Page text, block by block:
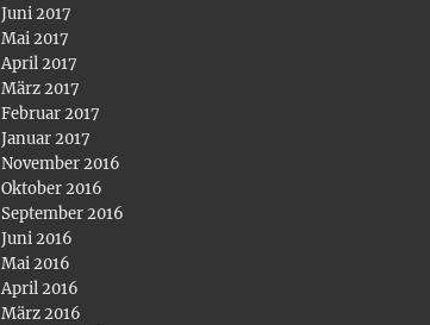
Juni 2017
Mai 2017
April 2017
März 2017
Februar 2017
Januar 2017
November 2016
Oktober 2016
September 2016
Juni 2016
Mai 2016
April 2016
März 2016